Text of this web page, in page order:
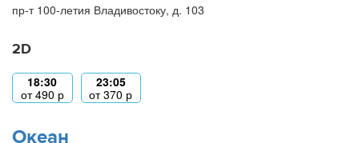
пр-т 100-летия Владивостоку, д. 103
2D
18:30
от490 р
23:05
от370 р
Океан